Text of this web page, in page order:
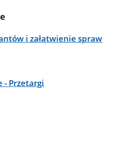
i załatwienie spraw
- Przetargi